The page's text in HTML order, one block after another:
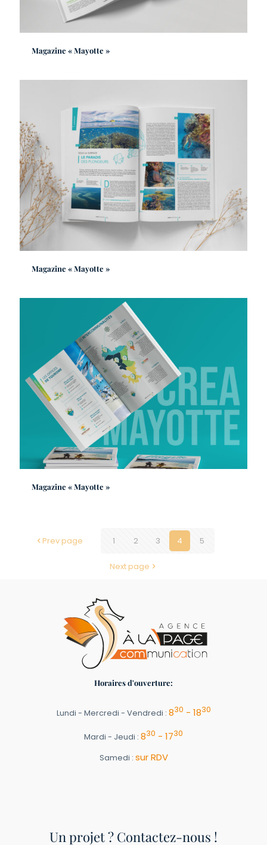
Magazine « Mayotte »
Magazine « Mayotte »
Magazine « Mayotte »
Prev page 1 2 3 4 5
Next page
Horaires d'ouverture:
Lundi - Mercredi - Vendredi : 830 - 1830
Mardi - Jeudi : 830 - 1730
Samedi : sur RDV
Un projet ? Contactez-nous !